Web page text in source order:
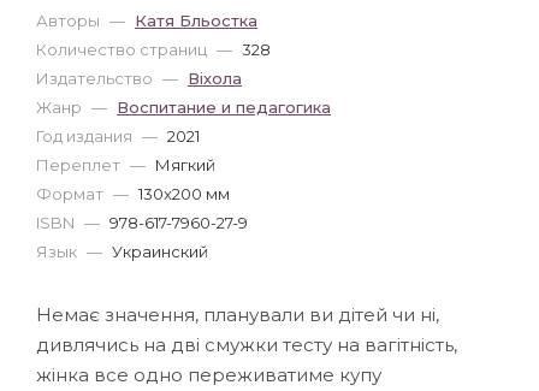
Авторы — Катя Бльостка
Количество страниц — 328
Издательство — Віхола
Жанр — Воспитание и педагогика
Год издания — 2021
Переплет — Мягкий
Формат — 130x200 мм
ISBN — 978-617-7960-27-9
Язык — Украинский
Немає значення, планували ви дітей чи ні,
дивлячись на дві смужки тесту на вагітність,
жінка все одно переживатиме купу